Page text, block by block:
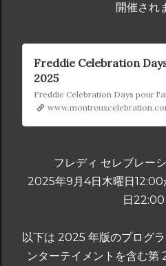
開催され
Freddie Celebration
2025
フレディ セレブレー
2025年9月4日木曜日
日
以下は 2025 年版のプログ
ンターテイメントを含む第